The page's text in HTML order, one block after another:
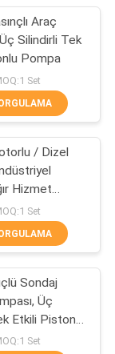
Araç
Silindirli Tek
Pompa
Set
/ Dizel
Hizmet
Set
Sondaj
Üç
Etkili Pistonlu
Set